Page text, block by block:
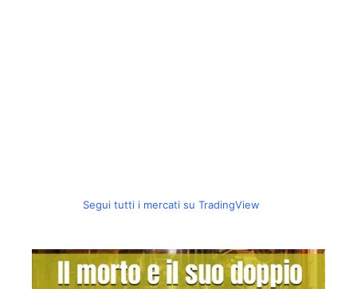
Segui tutti i mercati su TradingView